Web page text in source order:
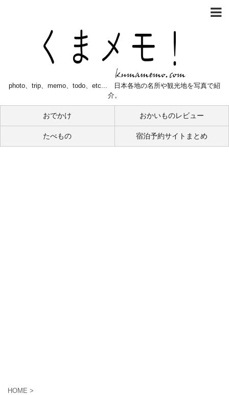
photo、trip、memo、todo、etc... 日本各地の名所や観光地を写真で紹
介。
おでかけ おかいものレビュー
たべもの 宿泊予約サイトまとめ
HOME >